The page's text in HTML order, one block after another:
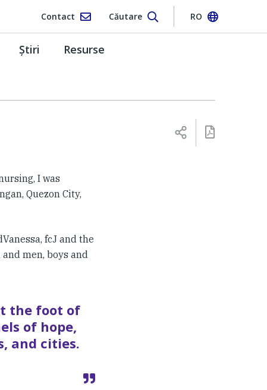
Contact Căutare RO
Ştiri Resurse
I was
Quezon City,
fcJ and the
men, boys and
the foot of
of hope,
and cities.